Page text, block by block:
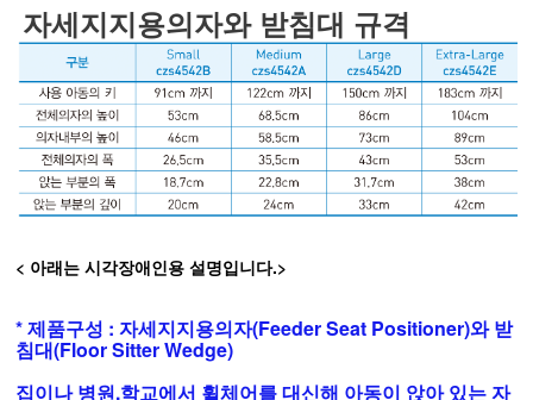
자세지지용의자와 받침대 규격
< 아래는 시각장애인용 설명입니다.>
* 제품구성 : 자세지지용의자(Feeder Seat Positioner)와 받
침대(Floor Sitter Wedge)
집이나 병원,학교에서 휠체어를 대신해 아동이 앉아 있는 자